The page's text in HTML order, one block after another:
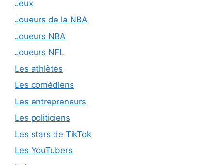
Jeux
Joueurs de la NBA
Joueurs NBA
Joueurs NFL
Les athlètes
Les comédiens
Les entrepreneurs
Les politiciens
Les stars de TikTok
Les YouTubers